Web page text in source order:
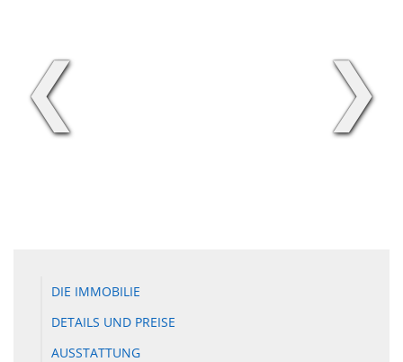
❮ ❯
DIE IMMOBILIE
DETAILS UND PREISE
AUSSTATTUNG